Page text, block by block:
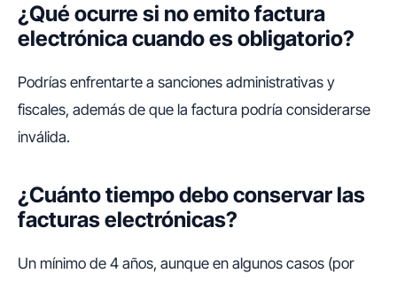
¿Qué ocurre si no emito factura
electrónica cuando es obligatorio?
Podrías enfrentarte a sanciones administrativas y
fiscales, además de que la factura podría considerarse
inválida.
¿Cuánto tiempo debo conservar las
facturas electrónicas?
Un mínimo de 4 años, aunque en algunos casos (por